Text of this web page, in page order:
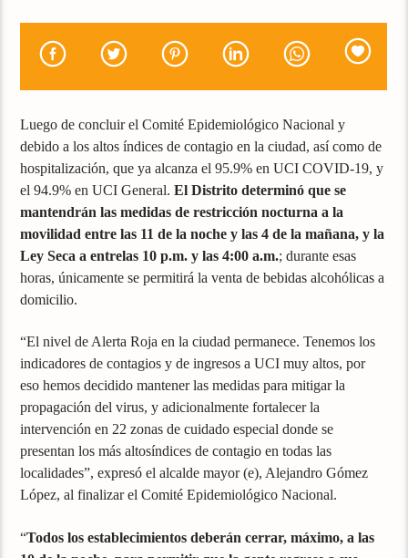
Luego de concluir el Comité Epidemiológico Nacional y
debido a los altos índices de contagio en la ciudad, así como de
hospitalización, que ya alcanza el 95.9% en UCI COVID-19, y
el 94.9% en UCI General.El Distrito determinó que se
mantendrán las medidas de restricción nocturna a la
movilidad entre las 11 de la noche y las 4 de la mañana, y la
Ley Seca a entrelas 10 p.m. y las 4:00 a.m.; durante esas
horas, únicamente se permitirá la venta de bebidas alcohólicas a
domicilio.
“El nivel de Alerta Roja en la ciudad permanece. Tenemos los
indicadores de contagios y de ingresos a UCI muy altos, por
eso hemos decidido mantener las medidas para mitigar la
propagación del virus, y adicionalmente fortalecer la
intervención en 22 zonas de cuidado especial donde se
presentan los más altosíndices de contagio en todas las
localidades”, expresó el alcalde mayor (e), Alejandro Gómez
López, al finalizar el Comité Epidemiológico Nacional.
“Todos los establecimientos deberán cerrar, máximo, a las